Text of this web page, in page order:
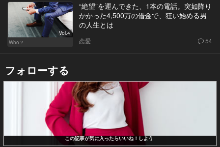
Vol.4
Who？
“絶望”を運んできた、1本の電話。突如降り
かかった4,500万の借金で、狂い始める男
の人生とは
恋愛 54
フォローする
この記事が気に入ったらいいね！しよう